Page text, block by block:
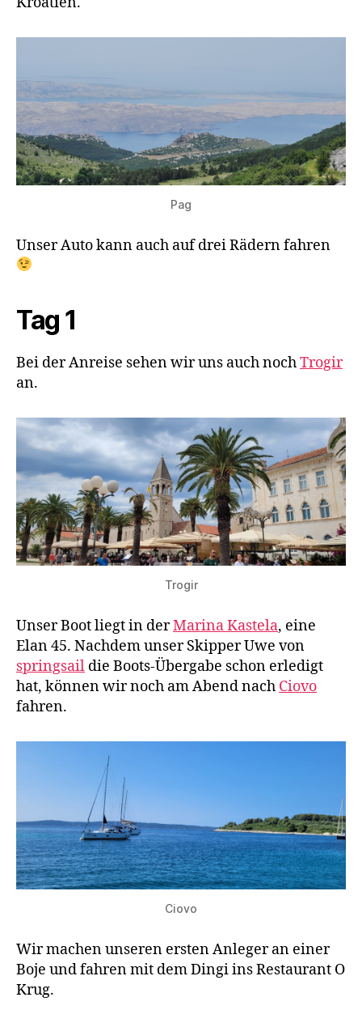
Pag
Unser Auto kann auch auf drei Rädern fahren
Tag 1
Bei der Anreise sehen wir uns auch nochTrogir
an.
Trogir
Unser Boot liegt in derMarina Kastela, eine
Elan 45. Nachdem unser Skipper Uwe von
springsail die Boots-Übergabe schon erledigt
hat, können wir noch am Abend nach Ciovo
fahren.
Ciovo
Wir machen unseren ersten Anleger an einer
Boje und fahren mit dem Dingi ins Restaurant O
Krug.